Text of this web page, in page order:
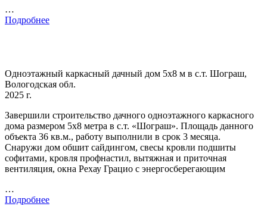
…
Подробнее
Одноэтажный каркасный дачный дом 5х8 м в с.т. Шограш,
Вологодская обл.
2025 г.
Завершили строительство дачного одноэтажного каркасного
дома размером 5х8 метра в с.т. «Шограш». Площадь данного
объекта 36 кв.м., работу выполнили в срок 3 месяца.
Снаружи дом обшит сайдингом, свесы кровли подшиты
софитами, кровля профнастил, вытяжная и приточная
вентиляция, окна Рехау Грацио с энергосберегающим
…
Подробнее